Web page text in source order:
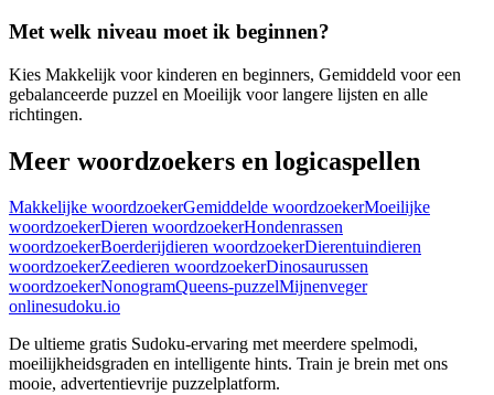
Met welk niveau moet ik beginnen?
Kies Makkelijk voor kinderen en beginners, Gemiddeld voor een
gebalanceerde puzzel en Moeilijk voor langere lijsten en alle
richtingen.
Meer woordzoekers en logicaspellen
Makkelijke woordzoekerGemiddelde woordzoekerMoeilijke
woordzoekerDieren woordzoekerHondenrassen
woordzoekerBoerderijdieren woordzoekerDierentuindieren
woordzoekerZeedieren woordzoekerDinosaurussen
woordzoekerNonogramQueens-puzzelMijnenveger
onlinesudoku.io
De ultieme gratis Sudoku-ervaring met meerdere spelmodi,
moeilijkheidsgraden en intelligente hints. Train je brein met ons
mooie, advertentievrije puzzelplatform.